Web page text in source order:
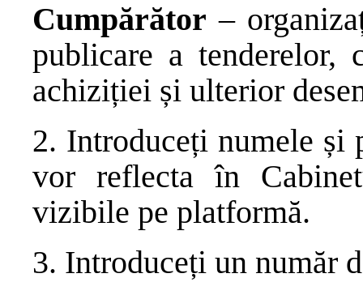
Cumpărător –
publicare a tenderelor,
achiziției și ulterior
2. Introduceți numele și
vor reflecta în
vizibile pe platformă.
3. Introduceți un număr